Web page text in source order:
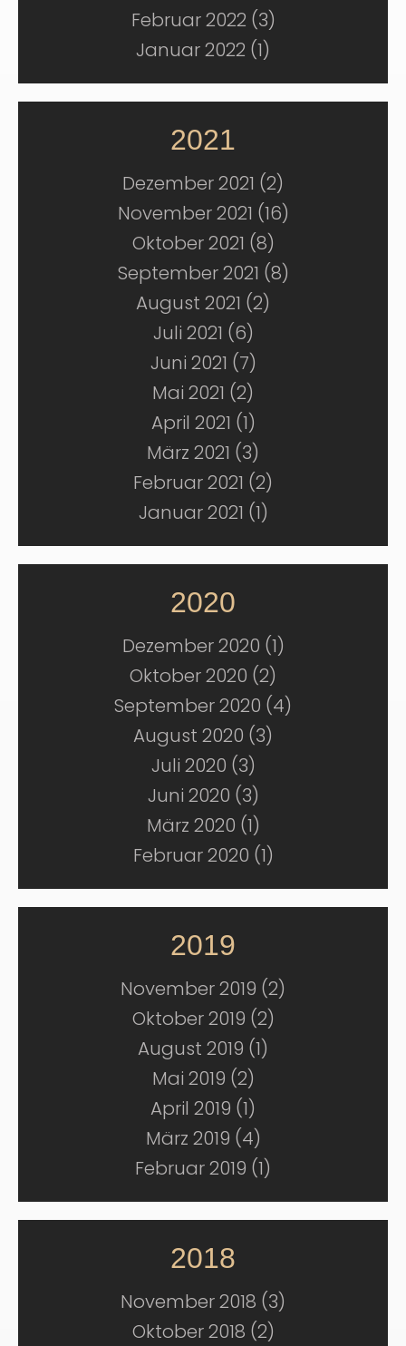
Februar 2022 (3)
Januar 2022 (1)
2021
Dezember 2021 (2)
November 2021 (16)
Oktober 2021 (8)
September 2021 (8)
August 2021 (2)
Juli 2021 (6)
Juni 2021 (7)
Mai 2021 (2)
April 2021 (1)
März 2021 (3)
Februar 2021 (2)
Januar 2021 (1)
2020
Dezember 2020 (1)
Oktober 2020 (2)
September 2020 (4)
August 2020 (3)
Juli 2020 (3)
Juni 2020 (3)
März 2020 (1)
Februar 2020 (1)
2019
November 2019 (2)
Oktober 2019 (2)
August 2019 (1)
Mai 2019 (2)
April 2019 (1)
März 2019 (4)
Februar 2019 (1)
2018
November 2018 (3)
Oktober 2018 (2)